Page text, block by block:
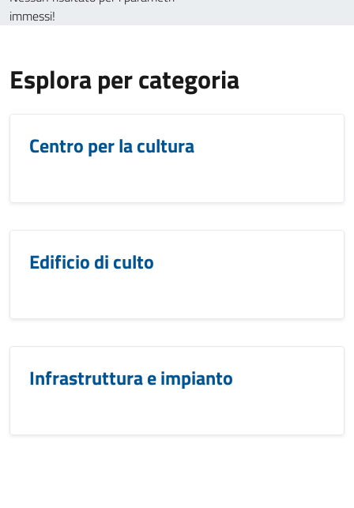
immessi!
Esplora per categoria
Centro per la cultura
Edificio di culto
Infrastruttura e impianto